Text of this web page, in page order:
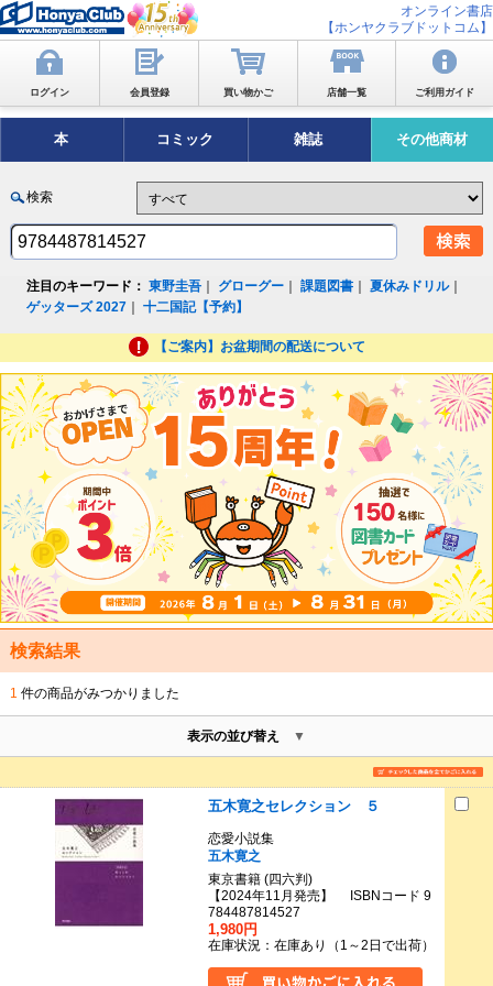
オンライン書店
【ホンヤクラブドットコム】
ログイン 会員登録 買い物かご 店舗一覧 ご利用ガイド
本 コミック 雑誌 その他商材
検索
注目のキーワード： 東野圭吾 グローグー ｜課題図書 ｜夏休みドリル｜
ゲッターズ 2027 ｜十二国記【予約】
【ご案内】お盆期間の配送について
検索結果
1 件の商品がみつかりました
表示の並び替え
五木寛之セレクション ５
恋愛小説集
五木寛之
東京書籍 (四六判)
【2024年11月発売】 ISBNコード 9
784487814527
1,980円
在庫状況：在庫あり（1～2日で出荷）